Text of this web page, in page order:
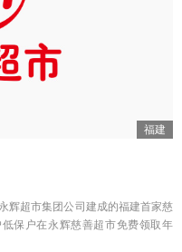
福建
辉超市集团公司建成的福建首家慈
保户在永辉慈善超市免费领取年